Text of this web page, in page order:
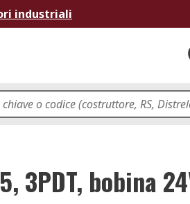
industriali
3PDT, bobina